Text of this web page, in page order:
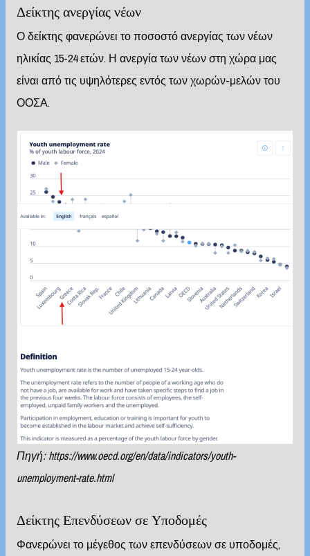
Δείκτης ανεργίας νέων
Ο δείκτης φανερώνει το ποσοστό ανεργίας των νέων
ηλικίας 15-24 ετών. Η ανεργία των νέων στη χώρα μας
είναι από τις υψηλότερες εντός των χωρών-μελών του
ΟΟΣΑ.
Πηγή:https://www.oecd.org/en/data/indicators/youth-
unemployment-rate.html
Δείκτης Επενδύσεων σε Υποδομές
Φανερώνει το μέγεθος των επενδύσεων σε υποδομές,